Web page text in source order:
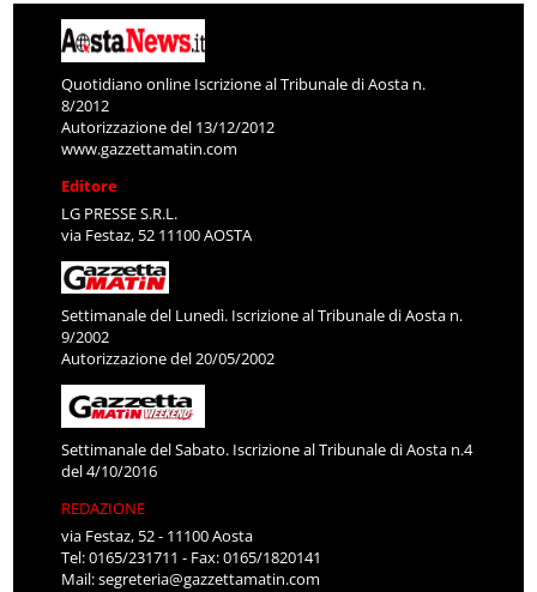
Quotidiano online Iscrizione al Tribunale di Aosta n.
8/2012
Autorizzazione del 13/12/2012
www.gazzettamatin.com
Editore
LG PRESSE S.R.L.
via Festaz, 52 11100 AOSTA
Settimanale del Lunedì. Iscrizione al Tribunale di Aosta n.
9/2002
Autorizzazione del 20/05/2002
Settimanale del Sabato. Iscrizione al Tribunale di Aosta n.4
del 4/10/2016
REDAZIONE
via Festaz, 52 - 11100 Aosta
Tel: 0165/231711 - Fax: 0165/1820141
Mail:segreteria@gazzettamatin.com